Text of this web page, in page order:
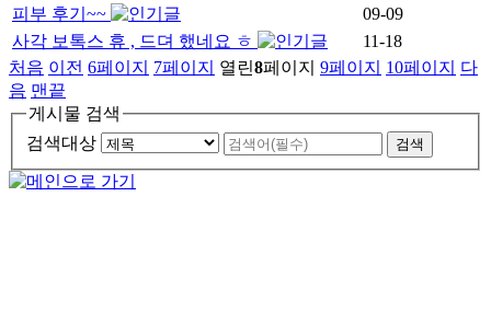
피부 후기~~
09-09
사각 보톡스 휴 , 드뎌 했네요 ㅎ
11-18
처음 이전 6페이지 7페이지 열린8페이지 9페이지 10페이지
다
음 맨끝
게시물 검색
검색대상